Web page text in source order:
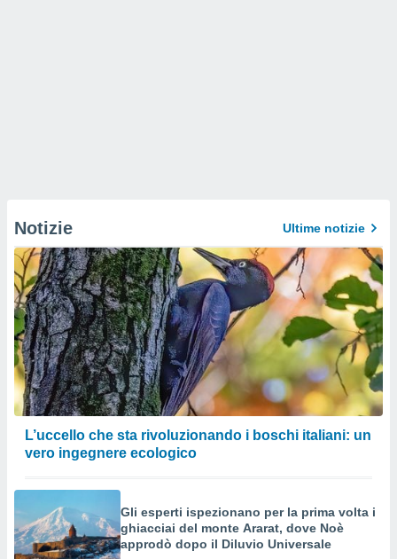
Notizie Ultime notizie
L’uccello che sta rivoluzionando i boschi italiani: un
vero ingegnere ecologico
Gli esperti ispezionano per la prima volta i
ghiacciai del monte Ararat, dove Noè
approdò dopo il Diluvio Universale